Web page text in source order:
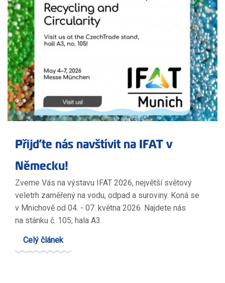
Přijďte nás navštívit na IFAT v
Německu!
Zveme Vás na výstavu IFAT 2026, největší světový
veletrh zaměřený na vodu, odpad a suroviny. Koná se
v Mnichově od 04. - 07. května 2026. Najdete nás
na stánku č. 105, hala A3.
Celý článek